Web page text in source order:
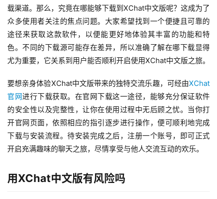
载渠道。那么，究竟在哪能够下载到XChat中文版呢？这成为了
众多使用者关注的焦点问题。大家希望找到一个便捷且可靠的
途径来获取这款软件，以便能更好地体验其丰富的功能和特
色。不同的下载源可能存在差异，所以准确了解在哪下载显得
尤为重要，它关系到用户能否顺利开启使用XChat中文版之旅。
要想亲身体验XChat中文版带来的独特交流乐趣，可经由XChat
官网进行下载获取。在官网下载这一途径，能够充分保证软件
的安全性以及完整性，让你在使用过程中无后顾之忧。当你打
开官网页面，依照相应的指引逐步进行操作，便可顺利地完成
下载与安装流程。待安装完成之后，注册一个账号，即可正式
开启充满趣味的聊天之旅，尽情享受与他人交流互动的欢乐。
用XChat中文版有风险吗